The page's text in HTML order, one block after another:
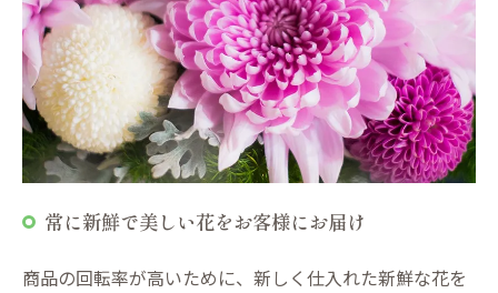
常に新鮮で美しい花をお客様にお届け
商品の回転率が高いために、新しく仕入れた新鮮な花を